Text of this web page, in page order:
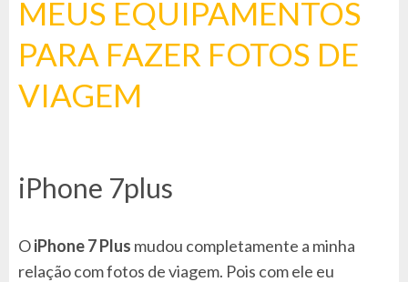
MEUS EQUIPAMENTOS
PARA FAZER FOTOS DE
VIAGEM
iPhone 7plus
OiPhone 7 Plus mudou completamente a minha
relação com fotos de viagem. Pois com ele eu